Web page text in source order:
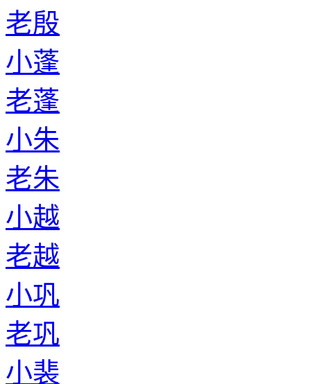
老殷
小蓬
老蓬
小朱
老朱
小越
老越
小巩
老巩
小裴